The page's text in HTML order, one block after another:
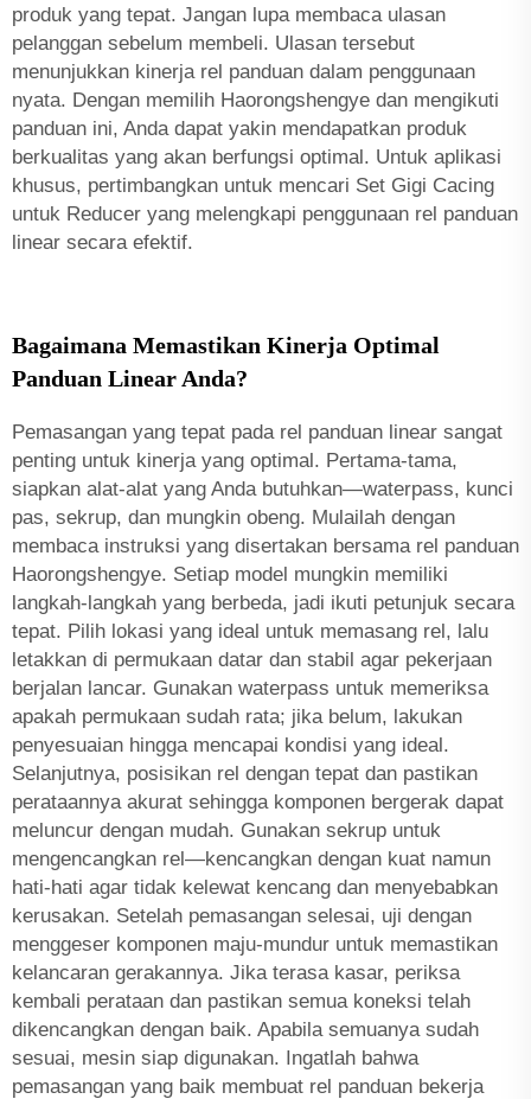
produk yang tepat. Jangan lupa membaca ulasan
pelanggan sebelum membeli. Ulasan tersebut
menunjukkan kinerja rel panduan dalam penggunaan
nyata. Dengan memilih Haorongshengye dan mengikuti
panduan ini, Anda dapat yakin mendapatkan produk
berkualitas yang akan berfungsi optimal. Untuk aplikasi
khusus, pertimbangkan untuk mencari Set Gigi Cacing
untuk Reducer yang melengkapi penggunaan rel panduan
linear secara efektif.
Bagaimana Memastikan Kinerja Optimal
Panduan Linear Anda?
Pemasangan yang tepat pada rel panduan linear sangat
penting untuk kinerja yang optimal. Pertama-tama,
siapkan alat-alat yang Anda butuhkan—waterpass, kunci
pas, sekrup, dan mungkin obeng. Mulailah dengan
membaca instruksi yang disertakan bersama rel panduan
Haorongshengye. Setiap model mungkin memiliki
langkah-langkah yang berbeda, jadi ikuti petunjuk secara
tepat. Pilih lokasi yang ideal untuk memasang rel, lalu
letakkan di permukaan datar dan stabil agar pekerjaan
berjalan lancar. Gunakan waterpass untuk memeriksa
apakah permukaan sudah rata; jika belum, lakukan
penyesuaian hingga mencapai kondisi yang ideal.
Selanjutnya, posisikan rel dengan tepat dan pastikan
perataannya akurat sehingga komponen bergerak dapat
meluncur dengan mudah. Gunakan sekrup untuk
mengencangkan rel—kencangkan dengan kuat namun
hati-hati agar tidak kelewat kencang dan menyebabkan
kerusakan. Setelah pemasangan selesai, uji dengan
menggeser komponen maju-mundur untuk memastikan
kelancaran gerakannya. Jika terasa kasar, periksa
kembali perataan dan pastikan semua koneksi telah
dikencangkan dengan baik. Apabila semuanya sudah
sesuai, mesin siap digunakan. Ingatlah bahwa
pemasangan yang baik membuat rel panduan bekerja